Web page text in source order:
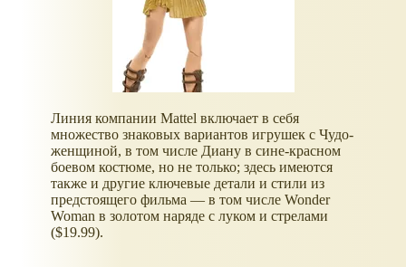
Линия компании Mattel включает в себя
множество знаковых вариантов игрушек с Чудо-
женщиной, в том числе Диану в сине-красном
боевом костюме, но не только; здесь имеются
также и другие ключевые детали и стили из
предстоящего фильма — в том числе Wonder
Woman в золотом наряде с луком и стрелами
($19.99).